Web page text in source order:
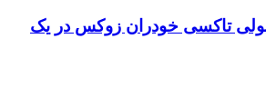
تاکسی خودران زوکس در یک